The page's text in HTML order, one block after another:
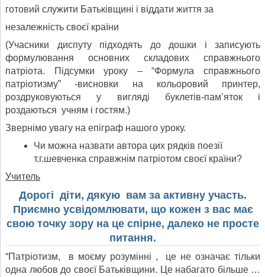
готовий служити Батьківщині і віддати життя за
незалежність своєї країни
(Учасники диспуту підходять до дошки і записують
формулювання основних складових справжнього
патріота. Підсумки уроку – “Формула справжнього
патріотизму” -висновки на кольоровий принтер,
роздруковуються у вигляді буклетів-пам’яток і
роздаються учням і гостям.)
Звернімо увагу на епіграф нашого уроку.
Чи можна назвати автора цих рядків поезії
т.г.шевченка справжнім патріотом своєї країни?
Учитель
Дорогі діти, дякую вам за активну участь.
Приємно усвідомлювати, що кожен з вас має
свою точку зору на це спірне, далеко не просте
питання.
“Патріотизм, в моєму розумінні , це не означає тільки
одна любов до своєї Батьківщини. Це набагато більше …